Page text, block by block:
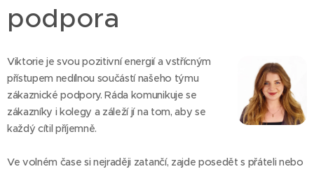
podpora
Viktorie je svou pozitivní energií a vstřícným
přístupem nedílnou součástí našeho týmu
zákaznické podpory. Ráda komunikuje se
zákazníky i kolegy a záleží jí na tom, aby se
každý cítil příjemně.
Ve volném čase si nejraději zatančí, zajde posedět s přáteli nebo